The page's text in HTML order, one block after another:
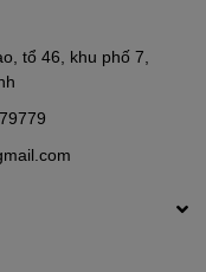
tổ 46, khu phố 7,